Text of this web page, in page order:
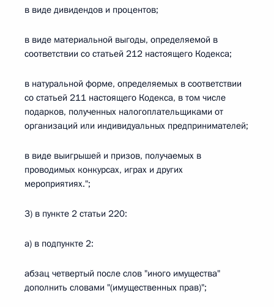
в виде дивидендов и процентов;
в виде материальной выгоды, определяемой в
соответствии со статьей 212 настоящего Кодекса;
в натуральной форме, определяемых в соответствии
со статьей 211 настоящего Кодекса, в том числе
подарков, полученных налогоплательщиками от
организаций или индивидуальных предпринимателей;
в виде выигрышей и призов, получаемых в
проводимых конкурсах, играх и других
мероприятиях.";
3) в пункте 2 статьи 220:
а) в подпункте 2:
абзац четвертый после слов "иного имущества"
дополнить словами "(имущественных прав)";